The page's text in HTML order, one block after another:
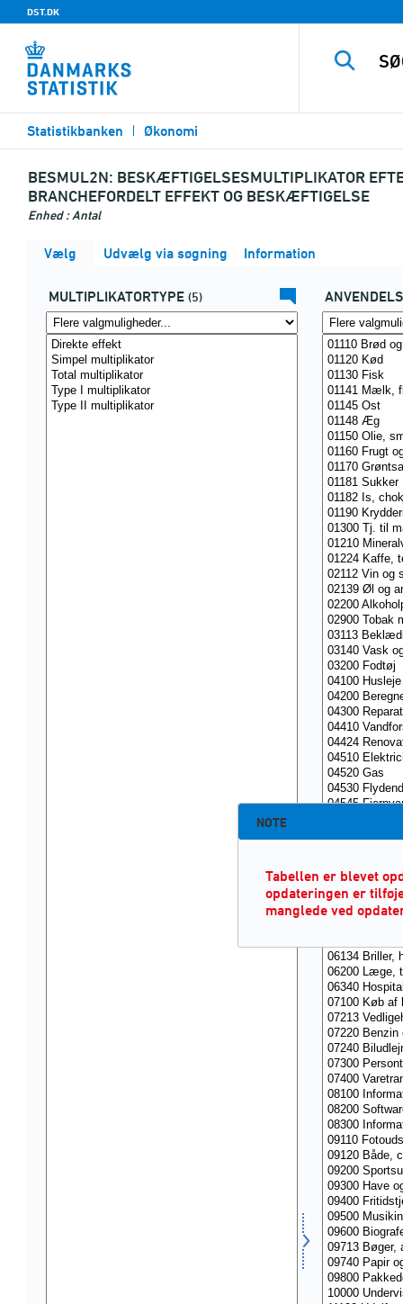
DST.DK
Statistikbanken Økonomi
BESMUL2N: BESKÆFTIGELSESMULTIPLIKATOR
BRANCHEFORDELT EFFEKT OG BESKÆFTIGELSE
Enhed : Antal
Vælg Udvælg via søgning Information
MULTIPLIKATORTYPE (5)
NOTE
Tabellen er blevet
opdateringen er
manglede ved